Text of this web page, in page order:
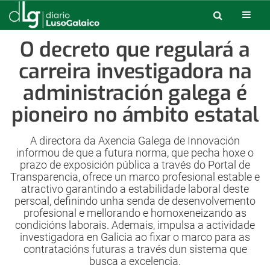
O decreto que regulará a
carreira investigadora na
administración galega é
pioneiro no ámbito estatal
A directora da Axencia Galega de Innovación
informou de que a futura norma, que pecha hoxe o
prazo de exposición pública a través do Portal de
Transparencia, ofrece un marco profesional estable e
atractivo garantindo a estabilidade laboral deste
persoal, definindo unha senda de desenvolvemento
profesional e mellorando e homoxeneizando as
condicións laborais. Ademais, impulsa a actividade
investigadora en Galicia ao fixar o marco para as
contratacións futuras a través dun sistema que
busca a excelencia.